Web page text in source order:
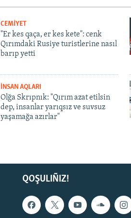
CEMİYET
"Er kes qaça, er kes kete": cenk
Qırımdaki Rusiye turistlerine nasıl
barıp yetti
İNSAN AQLARI
Olğa Skrıpnık: "Qırım azat etilsin
dep, insanlar yarıqsız ve suvsuz
yaşamağa azırlar"
QOŞULIÑIZ!